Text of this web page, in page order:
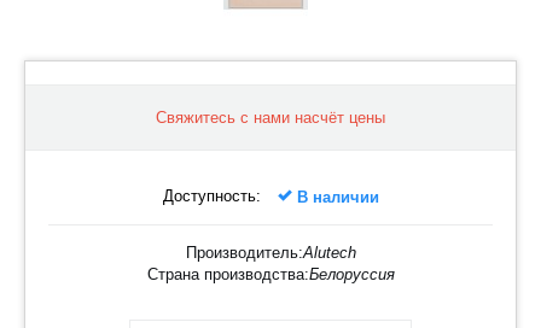
Свяжитесь с нами насчёт цены
Доступность: В наличии
Производитель:Alutech
Страна производства:Белоруссия